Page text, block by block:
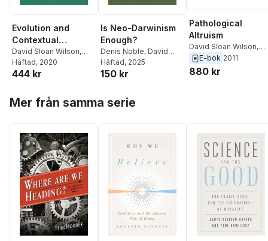
Evolution and
Contextual
Behavioral Science
David Sloan Wilson,
Steven C Hayes
Häftad, 2020
444 kr
Is Neo-Darwinism
Enough?
Denis Noble, David
Sloan Wilson
Häftad, 2025
150 kr
Pathological
Altruism
David Sloan Wilson,
Guruprasad Madhavan
Ariel Knafo
E-bok 2011
880 kr
Mer från samma serie